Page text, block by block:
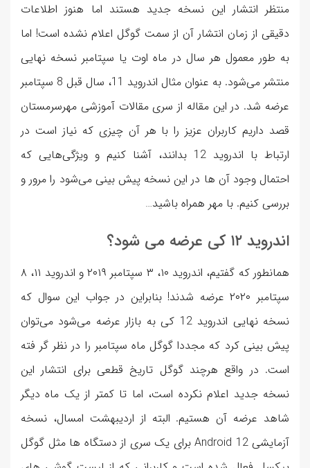
منتظر انتشار این نسخه جدید هستند اما هنوز اطلاعات
دقیقی از زمان انتشار آن از سمت گوگل اعلام نشده است! اما
به طور معمول هر سال در ماه اوت یا سپتامبر نسخه نهایی
منتشر می‌شود. به عنوان مثال اندروید 11، سال قبل 8 سپتامبر
عرضه شد. در این مقاله از سری مقالات آموزشی مهرسرمستان
قصد داریم کاربران عزیز را با هر آن چیزی که نیاز است در
ارتباط با اندروید 12 بدانند، آشنا کنیم و ویژگی‌هایی که
احتمال وجود آن ها در این نسخه پیش بینی می‌شود را مرور و
بررسی کنیم. با مهر همراه باشید…
اندروید ۱۲ کی عرضه می شود؟
همانطور که گفتیم، اندروید ۱۰، ۳ سپتامبر ۲۰۱۹ و اندروید ۱۱، ۸
سپتامبر ۲۰۲۰ عرضه شدند! بنابراین در جواب این سوال که
نسخه نهایی اندروید 12 کی به بازار عرضه می‌شود می‌توان
پیش بینی کرد که مجددا گوگل ماه سپتامبر را در نظر گر فته
است. در واقع هرچند گوگل تاریخ قطعی برای انتشار این
نسخه جدید اعلام نکرده است، اما تا کمتر از یک ماه دیگر
شاهد عرضه آن هستیم. البته از اردیبهشت امسال، نسخه
آزمایشی Android 12 برای یک سری از دستگاه ها مثل گوگل